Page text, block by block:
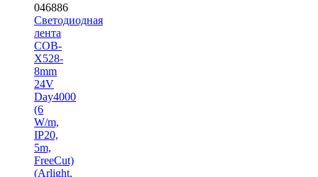
046886
Светодиодная
лента
COB-
X528-
8mm
24V
Day4000
(6
W/m,
IP20,
5m,
FreeCut)
(Arlight,